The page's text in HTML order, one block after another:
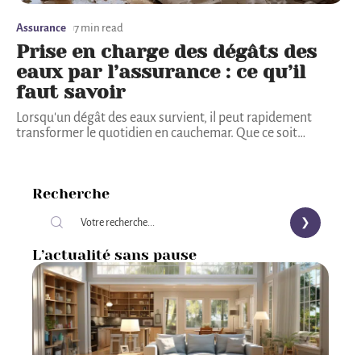
Assurance 7 min read
Prise en charge des dégâts des
eaux par l’assurance : ce qu’il
faut savoir
Lorsqu'un dégât des eaux survient, il peut rapidement
transformer le quotidien en cauchemar. Que ce soit…
Recherche
L’actualité sans pause